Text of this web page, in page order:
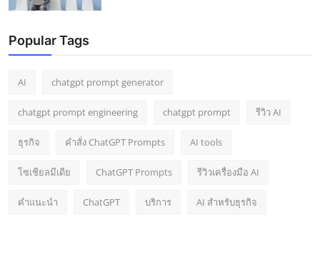
Popular Tags
AI chatgpt prompt generator
chatgpt prompt engineering chatgpt prompt รีวิว AI
ธุรกิจ คำสั่ง ChatGPT Prompts AI tools
โซเชียลมีเดีย ChatGPT Prompts รีวิวเครื่องมือ AI
คำแนะนำ ChatGPT บริการ AI สำหรับธุรกิจ